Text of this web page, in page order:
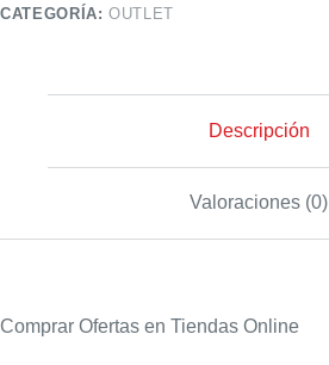
CATEGORÍA:OUTLET
Descripción
Valoraciones (0)
Comprar Ofertas en Tiendas Online